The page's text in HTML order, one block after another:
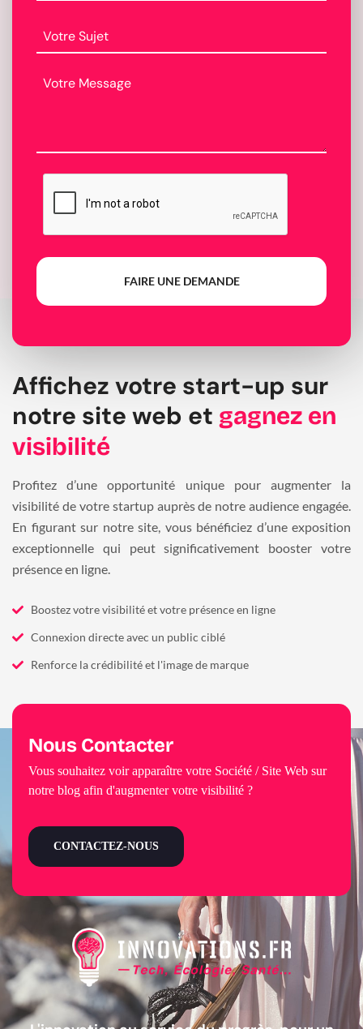
FAIRE UNE DEMANDE
Affichez votre start-up sur
notre site web et gagnez en
visibilité
Profitez d’une opportunité unique pour augmenter la
visibilité de votre startup auprès de notre audience engagée.
En figurant sur notre site, vous bénéficiez d’une exposition
exceptionnelle qui peut significativement booster votre
présence en ligne.
Boostez votre visibilité et votre présence en ligne
Connexion directe avec un public ciblé
Renforce la crédibilité et l'image de marque
Nous Contacter
Vous souhaitez voir apparaître votre Société / Site Web sur
notre blog afin d'augmenter votre visibilité ?
CONTACTEZ-NOUS